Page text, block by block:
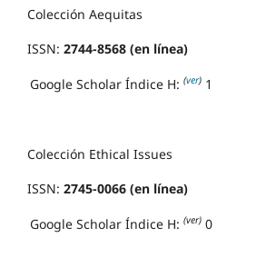
Colección Aequitas
ISSN: 2744-8568 (en línea)
Google Scholar Índice H: (ver) 1
Colección Ethical Issues
ISSN: 2745-0066 (en línea)
Google Scholar Índice H: (ver) 0